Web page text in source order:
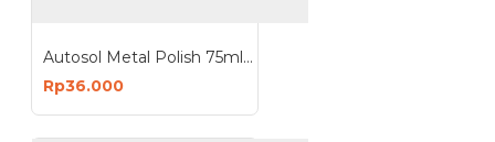
Autosol Metal Polish 75ml 100Gram Poles Chrome Stainless Original Jerman
Rp36.000